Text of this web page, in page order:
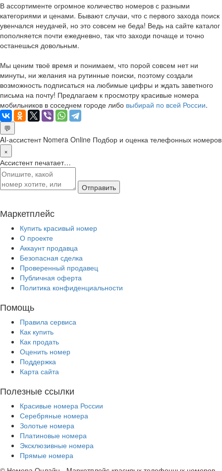
В ассортименте огромное количество номеров с разными
категориями и ценами. Бывают случаи, что с первого захода поиск
увенчался неудачей, но это совсем не беда! Ведь на сайте каталог
пополняется почти ежедневно, так что заходи почаще и точно
останешься довольным.
Мы ценим твоё время и понимаем, что порой совсем нет ни
минуты, ни желания на рутинные поиски, поэтому создали
возможность подписаться на любимые цифры и ждать заветного
письма на почту! Предлагаем к просмотру красивые номера
мобильников в соседнем городе либо выбирай по всей России.
💬
AI-ассистент Nomera Online Подбор и оценка телефонных номеров
×
Ассистент печатает…
Отправить
Маркетплейс
Купить красивый номер
О проекте
Аккаунт продавца
Безопасная сделка
Проверенный продавец
Публичная оферта
Политика конфиденциальности
Помощь
Правила сервиса
Как купить
Как продать
Оценить номер
Поддержка
Карта сайта
Полезные ссылки
Красивые номера России
Серебряные номера
Золотые номера
Платиновые номера
Эксклюзивные номера
Прямые номера